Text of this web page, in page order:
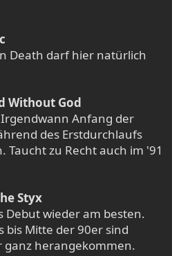
Death darf hier natürlich
Without God
Anfang der
des Erstdurchlaufs
Taucht zu Recht auch im '91
Styx
Debut wieder am besten.
bis Mitte der 90er sind
ganz herangekommen.